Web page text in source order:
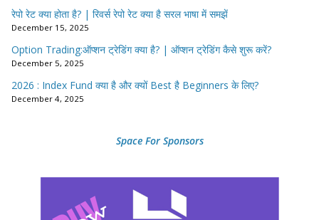
रेपो रेट क्या होता है? | रिवर्स रेपो रेट क्या है सरल भाषा में समझें
December 15, 2025
Option Trading:ऑप्शन ट्रेडिंग क्या है? | ऑप्शन ट्रेडिंग कैसे शुरू करें?
December 5, 2025
2026 : Index Fund क्या है और क्यों Best है Beginners के लिए?
December 4, 2025
Space For Sponsors